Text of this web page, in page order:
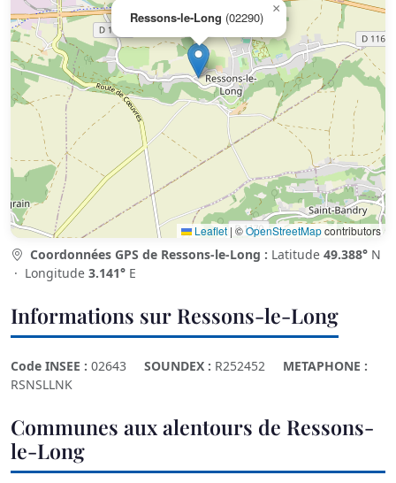
Ressons-le-Long (02290)
×
Leaflet | ©OpenStreetMapcontributors
Coordonnées GPS de Ressons-le-Long : Latitude 49.388° N
· Longitude 3.141° E
Informations sur Ressons-le-Long
Code INSEE : 02643 SOUNDEX : R252452
METAPHONE :
RSNSLLNK
Communes aux alentours de Ressons-
le-Long